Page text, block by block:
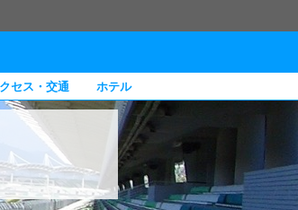
セス・交通 ホテル